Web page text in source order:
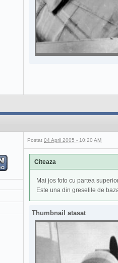
Postat 04 April 2005 - 10:20 AM
Citeaza
Mai jos foto cu partea
Este una din greselile de
Thumbnail atasat